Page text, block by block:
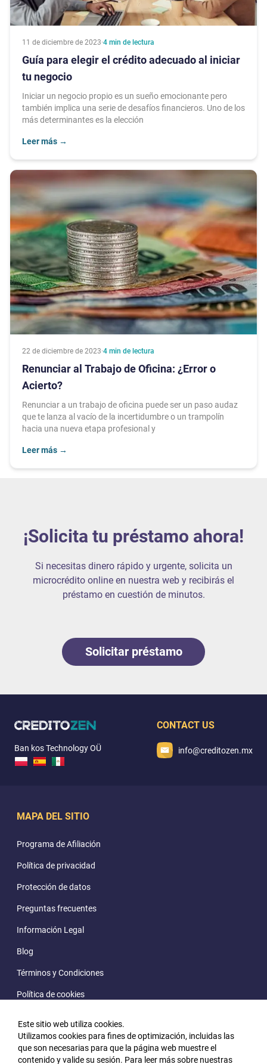
Este sitio web utiliza cookies.
Utilizamos cookies para fines de optimización, incluidas las
que son necesarias para que la página web muestre el
contenido y valide su sesión. Para leer más sobre nuestras
11 de diciembre de 2023·4 min de lectura
Guía para elegir el crédito adecuado al iniciar
tu negocio
Iniciar un negocio propio es un sueño emocionante pero
también implica una serie de desafíos financieros. Uno de los
más determinantes es la elección
Leer más →
22 de diciembre de 2023·4 min de lectura
Renunciar al Trabajo de Oficina: ¿Error o
Acierto?
Renunciar a un trabajo de oficina puede ser un paso audaz
que te lanza al vacío de la incertidumbre o un trampolín
hacia una nueva etapa profesional y
Leer más →
¡Solicita tu préstamo ahora!
Si necesitas dinero rápido y urgente, solicita un
microcrédito online en nuestra web y recibirás el
préstamo en cuestión de minutos.
Solicitar préstamo
Ban kos Technology OÜ
CONTACT US
info@creditozen.mx
MAPA DEL SITIO
Programa de Afiliación
Política de privacidad
Protección de datos
Preguntas frecuentes
Información Legal
Blog
Términos y Condiciones
Política de cookies